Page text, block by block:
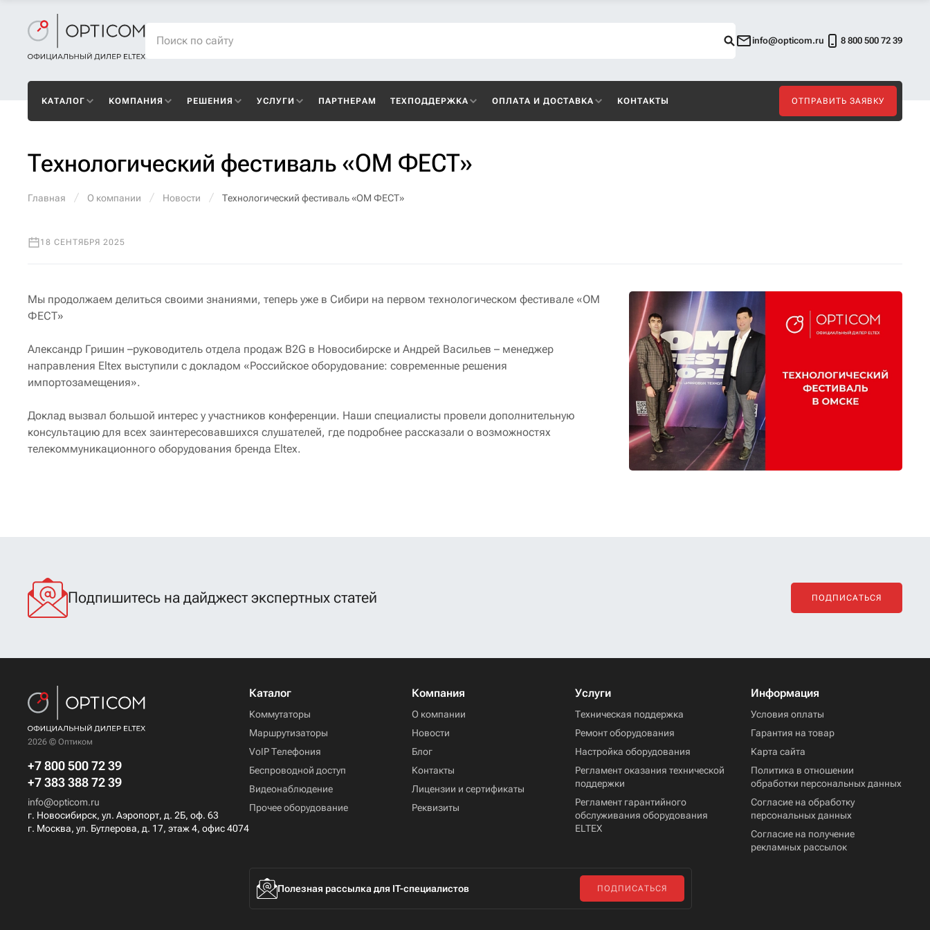
info@opticom.ru 8 800 500 72 39
КАТАЛОГ КОМПАНИЯ РЕШЕНИЯ УСЛУГИ ПАРТНЕРАМ ТЕХПОДДЕРЖКА ОПЛАТА И ДОСТАВКА КОНТАКТЫ ОТПРАВИТЬ ЗАЯВКУ
Технологический фестиваль «ОМ ФЕСТ»
Главная О компании Новости Технологический фестиваль «ОМ ФЕСТ»
18 СЕНТЯБРЯ 2025
Мы продолжаем делиться своими знаниями, теперь уже в Сибири на первом технологическом фестивале «ОМ
ФЕСТ»
Александр Гришин –руководитель отдела продаж B2G в Новосибирске и Андрей Васильев – менеджер
направления Eltex выступили с докладом «Российское оборудование: современные решения
импортозамещения».
Доклад вызвал большой интерес у участников конференции. Наши специалисты провели дополнительную
консультацию для всех заинтересовавшихся слушателей, где подробнее рассказали о возможностях
телекоммуникационного оборудования бренда Eltex.
Подпишитесь на дайджест экспертных статей ПОДПИСАТЬСЯ
2026 © Оптиком
+7 800 500 72 39
+7 383 388 72 39
info@opticom.ru
г. Новосибирск, ул. Аэропорт, д. 2Б, оф. 63
г. Москва, ул. Бутлерова, д. 17, этаж 4, офис 4074
Каталог
Коммутаторы
Маршрутизаторы
VoIP Телефония
Беспроводной доступ
Видеонаблюдение
Прочее оборудование
Компания
О компании
Новости
Блог
Контакты
Лицензии и сертификаты
Реквизиты
Услуги
Техническая поддержка
Ремонт оборудования
Настройка оборудования
Регламент оказания технической
поддержки
Регламент гарантийного
обслуживания оборудования
ELTEX
Информация
Условия оплаты
Гарантия на товар
Карта сайта
Политика в отношении
обработки персональных данных
Согласие на обработку
персональных данных
Согласие на получение
рекламных рассылок
Полезная рассылка для IT-специалистов ПОДПИСАТЬСЯ